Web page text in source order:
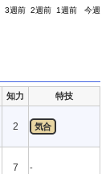
3週前 2週前 1週前 今週
知力 特技
2 気合
7 -